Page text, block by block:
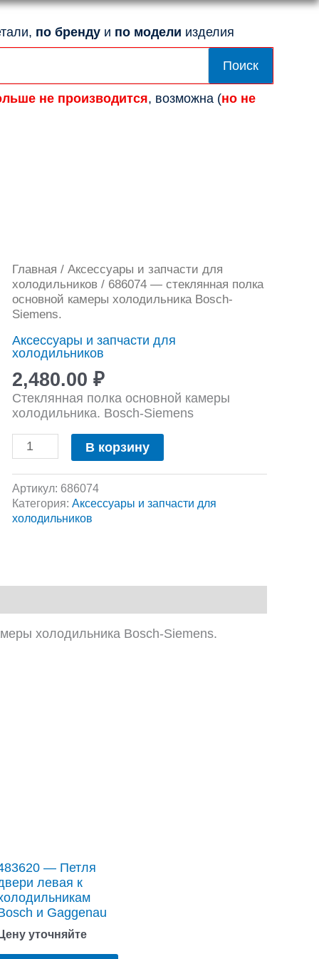
по бренду и по модели изделия
Поиск
не производится, возможна (но не
Главная / Аксессуары и запчасти для
холодильников/ 686074 — стеклянная полка
основной камеры холодильника Bosch-
Siemens.
Аксессуары и запчасти для
холодильников
2,480.00 ₽
Стеклянная полка основной камеры
холодильника. Bosch-Siemens
Количество
товара
686074
-
полка
основной
камеры
холодильника
Bosch-
Siemens.
В корзину
Артикул: 686074
Категория: Аксессуары и запчасти для
холодильников
холодильника Bosch-Siemens.
— Петля
левая к
и Gaggenau
уточняйте